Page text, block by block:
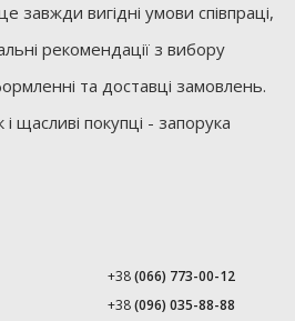
завжди вигідні умови співпраці,
рекомендації з вибору
та доставці замовлень.
щасливі покупці - запорука
+38(066) 773-00-12
+38(096) 035-88-88